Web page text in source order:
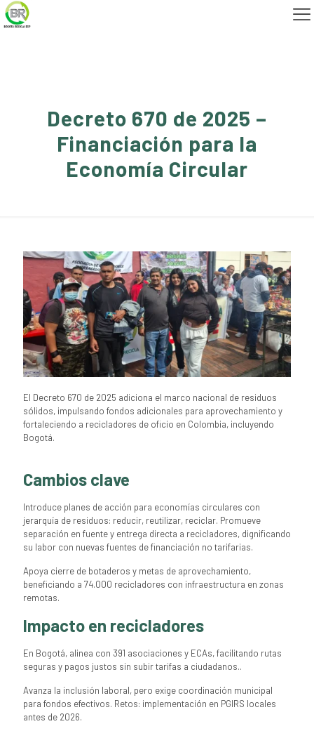
Decreto 670 de 2025 –
Financiación para la
Economía Circular
El Decreto 670 de 2025 adiciona el marco nacional de residuos
sólidos, impulsando fondos adicionales para aprovechamiento y
fortaleciendo a recicladores de oficio en Colombia, incluyendo
Bogotá.
Cambios clave
Introduce planes de acción para economías circulares con
jerarquía de residuos: reducir, reutilizar, reciclar. Promueve
separación en fuente y entrega directa a recicladores, dignificando
su labor con nuevas fuentes de financiación no tarifarias.
Apoya cierre de botaderos y metas de aprovechamiento,
beneficiando a 74.000 recicladores con infraestructura en zonas
remotas.​
Impacto en recicladores
En Bogotá, alinea con 391 asociaciones y ECAs, facilitando rutas
seguras y pagos justos sin subir tarifas a ciudadanos..
Avanza la inclusión laboral, pero exige coordinación municipal
para fondos efectivos. Retos: implementación en PGIRS locales
antes de 2026.